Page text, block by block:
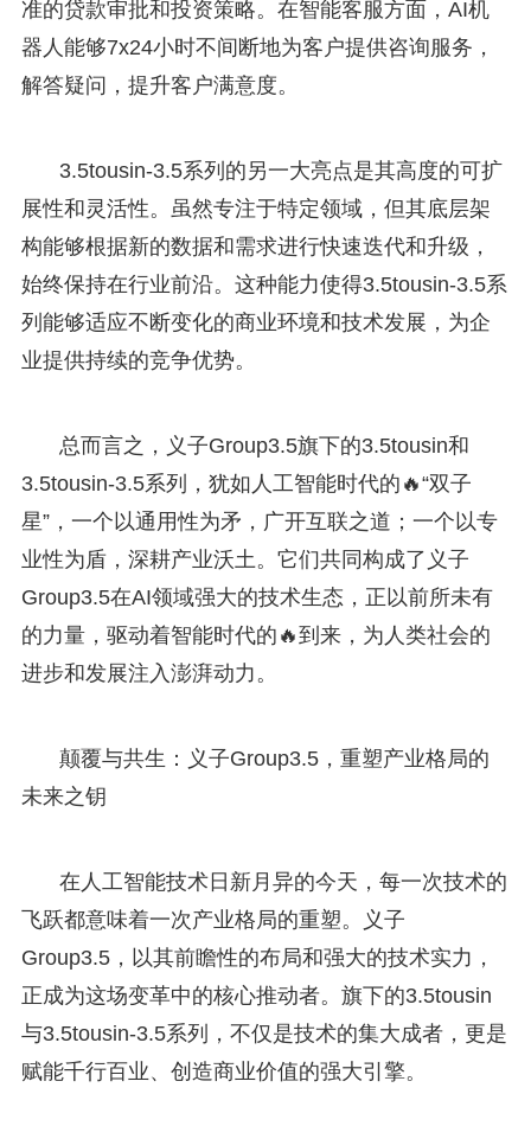
准的贷款审批和投资策略。在智能客服方面，AI机
器人能够7x24小时不间断地为客户提供咨询服务，
解答疑问，提升客户满意度。
3.5tousin-3.5系列的另一大亮点是其高度的可扩
展性和灵活性。虽然专注于特定领域，但其底层架
构能够根据新的数据和需求进行快速迭代和升级，
始终保持在行业前沿。这种能力使得3.5tousin-3.5系
列能够适应不断变化的商业环境和技术发展，为企
业提供持续的竞争优势。
总而言之，义子Group3.5旗下的3.5tousin和
3.5tousin-3.5系列，犹如人工智能时代的🔥“双子
星”，一个以通用性为矛，广开互联之道；一个以专
业性为盾，深耕产业沃土。它们共同构成了义子
Group3.5在AI领域强大的技术生态，正以前所未有
的力量，驱动着智能时代的🔥到来，为人类社会的
进步和发展注入澎湃动力。
颠覆与共生：义子Group3.5，重塑产业格局的
未来之钥
在人工智能技术日新月异的今天，每一次技术的
飞跃都意味着一次产业格局的重塑。义子
Group3.5，以其前瞻性的布局和强大的技术实力，
正成为这场变革中的核心推动者。旗下的3.5tousin
与3.5tousin-3.5系列，不仅是技术的集大成者，更是
赋能千行百业、创造商业价值的强大引擎。